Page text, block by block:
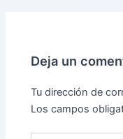
Deja un
Tu dirección de
Los campos